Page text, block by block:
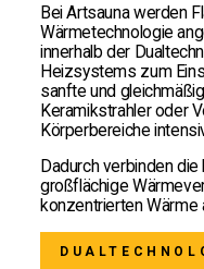
Bei Artsauna werden
Wärmetechnologie
innerhalb der
Heizsystems zum
sanfte und
Keramikstrahler oder
Körperbereiche
Dadurch verbinden
großflächige
konzentrierten Wärme